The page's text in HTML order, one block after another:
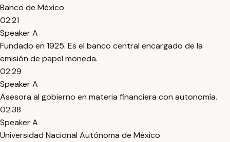
Banco de México
02:21
Speaker A
Fundado en 1925. Es el banco central encargado de la
emisión de papel moneda.
02:29
Speaker A
Asesora al gobierno en materia financiera con autonomía.
02:38
Speaker A
Universidad Nacional Autónoma de México